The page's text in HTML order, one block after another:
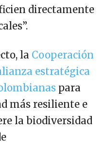
directamente
la Cooperación
estratégica
para
más resiliente e
la biodiversidad